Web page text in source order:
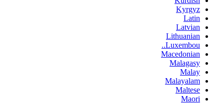
Kyrgyz
Latin
Latvian
Lithuanian
Luxembou..
Macedonian
Malagasy
Malay
Malayalam
Maltese
Maori